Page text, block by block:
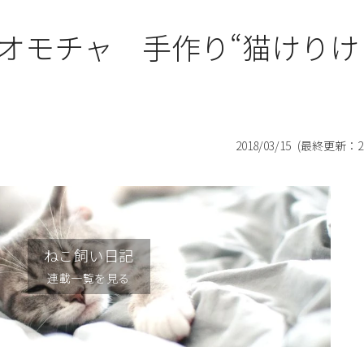
モチャ 手作り“猫けりけ
2018/03/15 (最終更新：
ねこ飼い日記
連載一覧を見る